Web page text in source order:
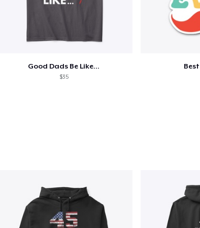
Good Dads Be Like...
$35